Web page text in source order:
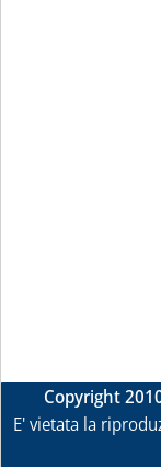
Copyright
E' vietata la